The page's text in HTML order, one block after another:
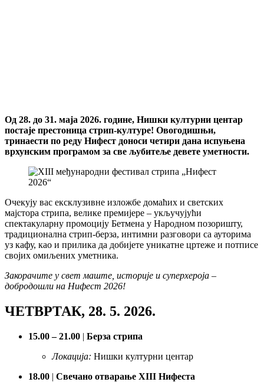
Од 28. до 31. маја 2026. године, Нишки културни центар
постаје престоница стрип-културе! Овогодишњи,
тринаести по реду Нифест доноси четири дана испуњена
врхунским програмом за све љубитеље девете уметности.
Очекују вас ексклузивне изложбе домаћих и светских
мајстора стрипа, велике премијере – укључујући
спектакуларну промоцију Бетмена у Народном позоришту,
традиционална стрип-берза, интимни разговори са ауторима
уз кафу, као и прилика да добијете уникатне цртеже и потписе
својих омиљених уметника.
Закорачите у свет маште, историје и суперхероја –
добродошли на Нифест 2026!
ЧЕТВРТАК, 28. 5. 2026.
15.00 – 21.00 | Берза стрипа
Локација: Нишки културни центар
18.00 | Свечано отварање XIII Нифеста